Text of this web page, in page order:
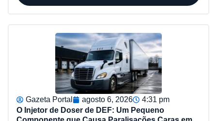
Gazeta Portal agosto 6, 2026
4:31 pm
O Injetor de Doser de DEF: Um Pequeno